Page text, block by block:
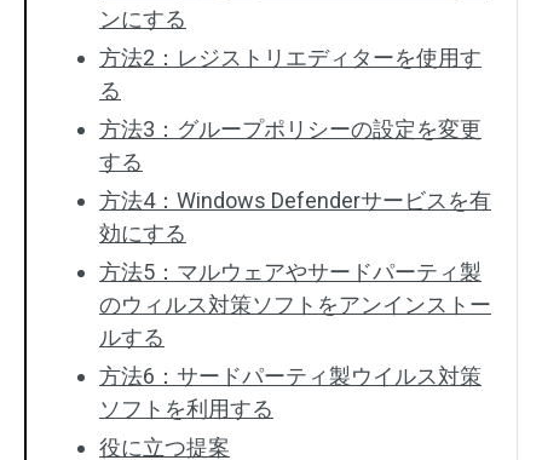
ンにする
方法2：レジストリエディターを使用す
る
方法3：グループポリシーの設定を変更
する
方法4：Windows Defenderサービスを有
効にする
方法5：マルウェアやサードパーティ製
のウィルス対策ソフトをアンインストー
ルする
方法6：サードパーティ製ウイルス対策
ソフトを利用する
役に立つ提案